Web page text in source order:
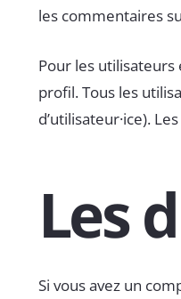
les commentaires
Pour les utilisateurs
profil. Tous les
d’utilisateur·ice).
Les
Si vous avez un